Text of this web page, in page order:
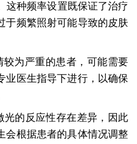
这种频率设置既保证了治疗
于频繁照射可能导致的皮肤
较为严重的患者，可能需要
业医生指导下进行，以确保
光的反应性存在差异，因此
会根据患者的具体情况调整